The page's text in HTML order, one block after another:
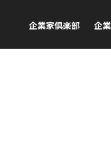
企業家倶楽部 企